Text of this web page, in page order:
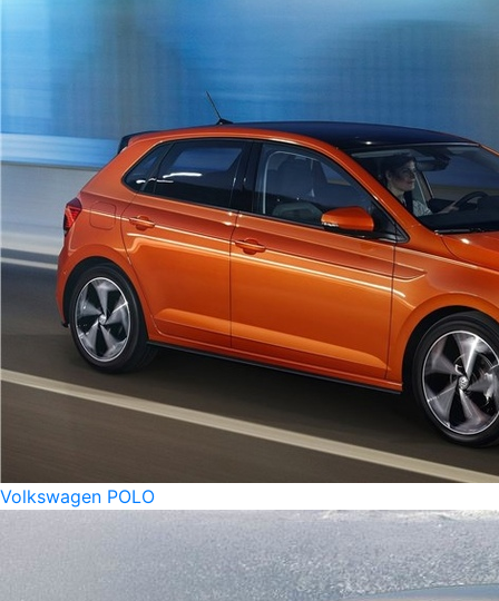
Volkswagen POLO